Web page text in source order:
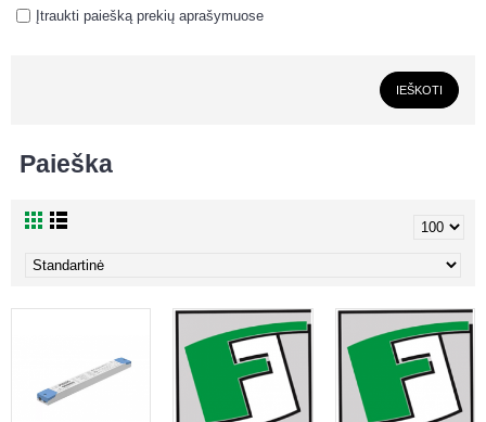
Įtraukti paiešką prekių aprašymuose
Paieška